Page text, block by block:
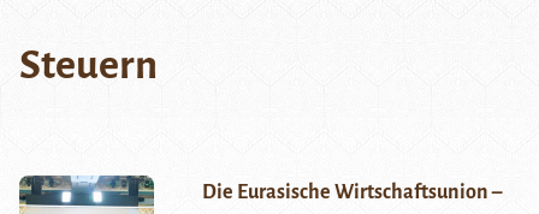
Steuern
Die Eurasische Wirtschaftsunion –